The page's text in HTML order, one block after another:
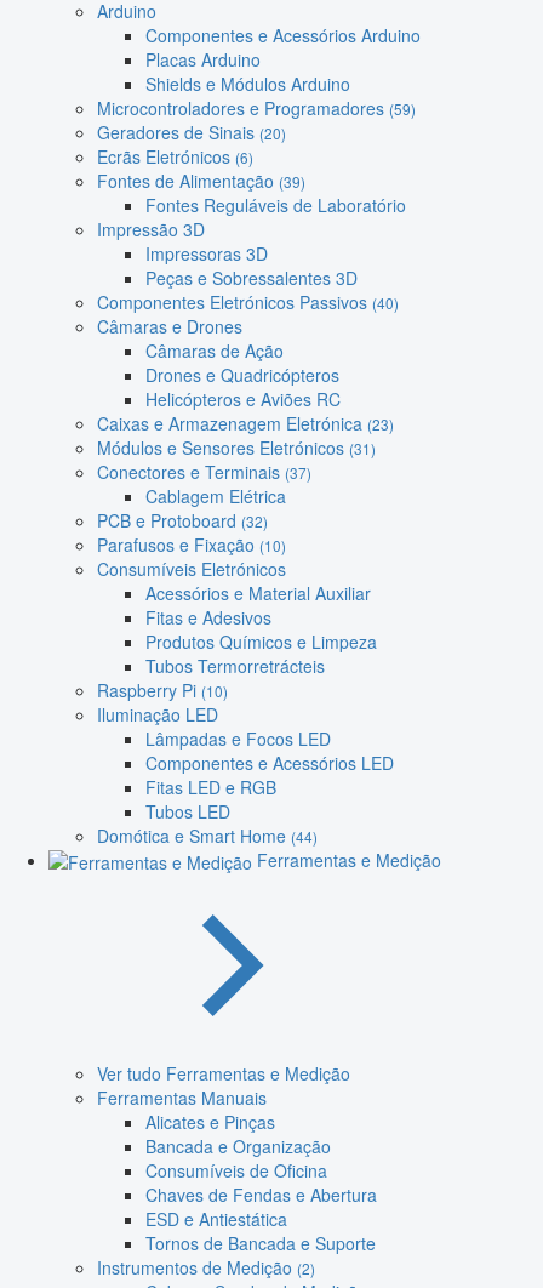
Arduino
Componentes e Acessórios Arduino
Placas Arduino
Shields e Módulos Arduino
Microcontroladores e Programadores (59)
Geradores de Sinais (20)
Ecrãs Eletrónicos (6)
Fontes de Alimentação (39)
Fontes Reguláveis de Laboratório
Impressão 3D
Impressoras 3D
Peças e Sobressalentes 3D
Componentes Eletrónicos Passivos (40)
Câmaras e Drones
Câmaras de Ação
Drones e Quadricópteros
Helicópteros e Aviões RC
Caixas e Armazenagem Eletrónica (23)
Módulos e Sensores Eletrónicos (31)
Conectores e Terminais (37)
Cablagem Elétrica
PCB e Protoboard (32)
Parafusos e Fixação (10)
Consumíveis Eletrónicos
Acessórios e Material Auxiliar
Fitas e Adesivos
Produtos Químicos e Limpeza
Tubos Termorretrácteis
Raspberry Pi (10)
Iluminação LED
Lâmpadas e Focos LED
Componentes e Acessórios LED
Fitas LED e RGB
Tubos LED
Domótica e Smart Home (44)
Ferramentas e Medição
Ver tudo Ferramentas e Medição
Ferramentas Manuais
Alicates e Pinças
Bancada e Organização
Consumíveis de Oficina
Chaves de Fendas e Abertura
ESD e Antiestática
Tornos de Bancada e Suporte
Instrumentos de Medição (2)